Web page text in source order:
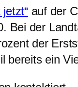
auf der
Bei der
der
bereits ein